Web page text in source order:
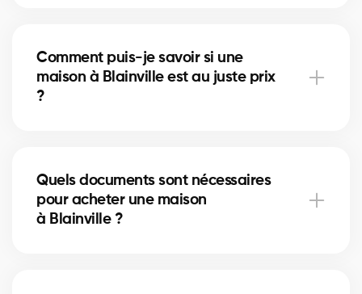
immeuble locatif. Nos courtiers vous aident à trouver
la propriété qui correspond à vos objectifs et à votre
budget.
Comment puis-je savoir si une
maison à Blainville est au juste prix
?
l’emplacement pour vous donner une estimation
précise et vous éviter de surpayer.
Quels documents sont nécessaires
pour acheter une maison
à Blainville ?